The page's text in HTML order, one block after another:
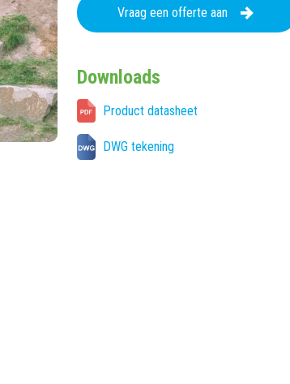
Vraag een offerte aan
Downloads
Product datasheet
DWG tekening